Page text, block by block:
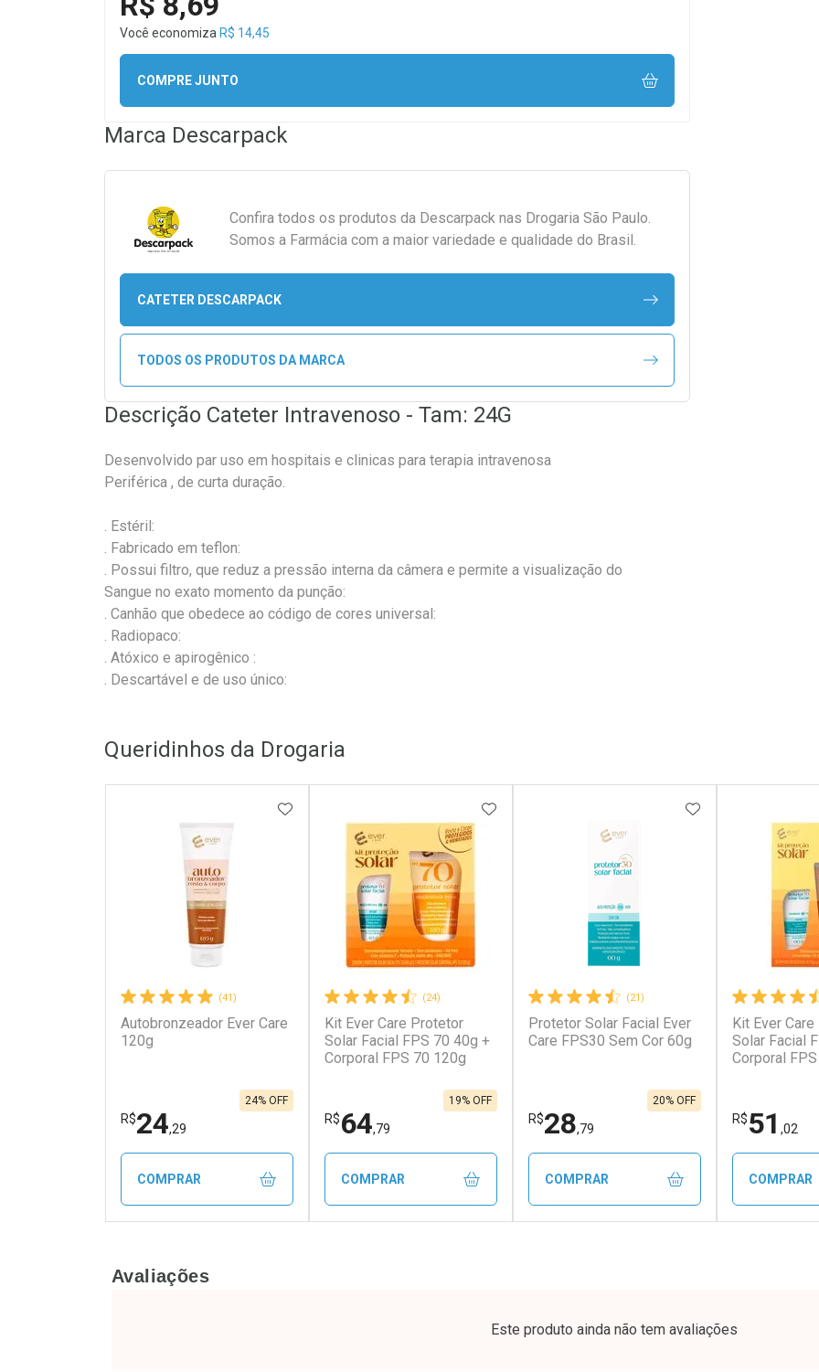
Você economiza R$ 14,45
COMPRE JUNTO
Marca Descarpack
Confira todos os produtos da Descarpack nas Drogaria São Paulo.
Somos a Farmácia com a maior variedade e qualidade do Brasil.
CATETER DESCARPACK
TODOS OS PRODUTOS DA MARCA
Descrição Cateter Intravenoso - Tam: 24G
Desenvolvido par uso em hospitais e clinicas para terapia intravenosa
Periférica , de curta duração.
. Estéril:
. Fabricado em teflon:
. Possui filtro, que reduz a pressão interna da câmera e permite a visualização do
Sangue no exato momento da punção:
. Canhão que obedece ao código de cores universal:
. Radiopaco:
. Atóxico e apirogênico :
. Descartável e de uso único:
Queridinhos da Drogaria
(41)
Autobronzeador Ever Care
120g
R$24,29
24% OFF
ADICIONAR AOS FAVORITOS
COMPRAR
Laboratório
Por Menos
(24)
Kit Ever Care Protetor
Solar Facial FPS 70 40g +
Corporal FPS 70 120g
R$64,79
19% OFF
ADICIONAR AOS FAVORITOS
COMPRAR
(21)
Protetor Solar Facial Ever
Care FPS30 Sem Cor 60g
R$28,79
20% OFF
ADICIONAR AOS
COMPRAR
Kit Ever
Solar Facial
Corporal
R$51 ,02
COMPRAR
Avaliações
Este produto ainda não tem avaliações